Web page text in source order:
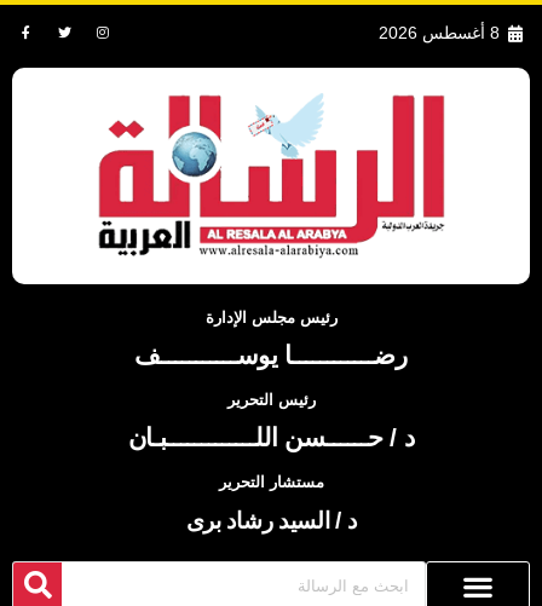
8 أغسطس 2026
رئيس مجلس الإدارة
رضــــــــــــا يوســـــــــــف
رئيس التحرير
د / حــــــسن اللـــــــــــــبـان
مستشار التحرير
د / السيد رشاد برى